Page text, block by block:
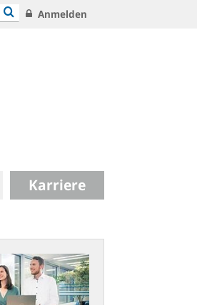
Anmelden
Karriere